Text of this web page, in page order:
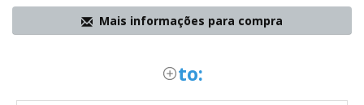
Mais informações para compra
to: